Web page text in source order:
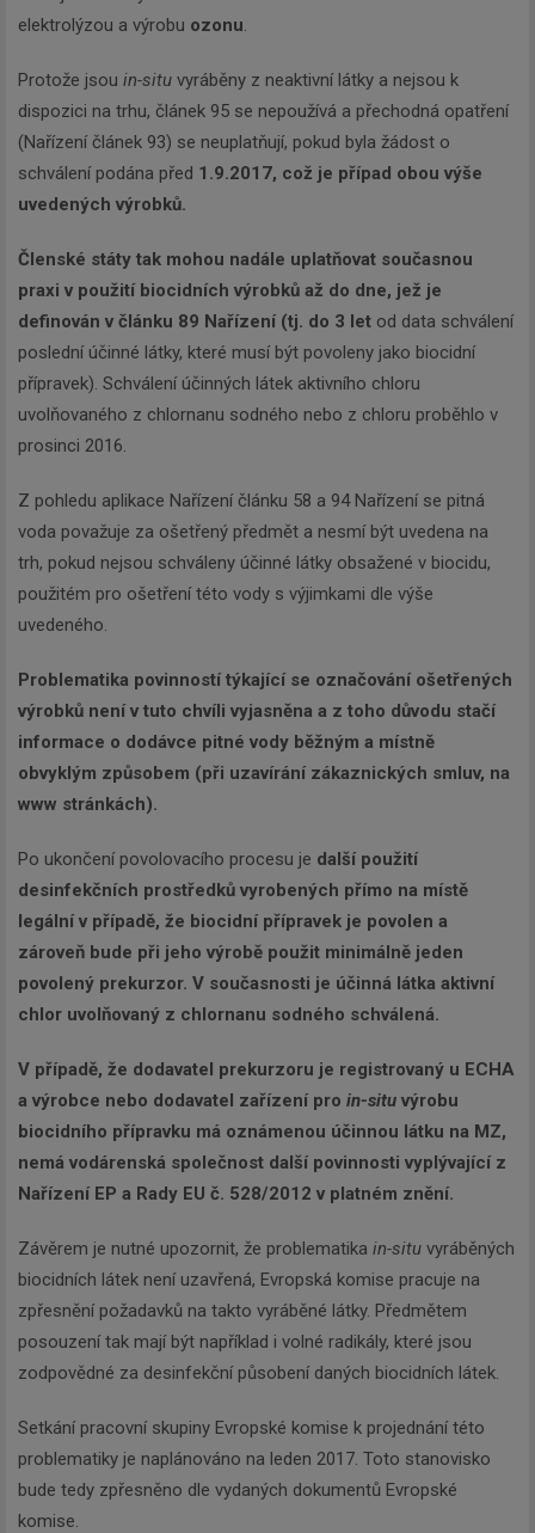
elektrolýzou a výrobu ozonu.
Protože jsou in-situ vyráběny z neaktivní látky a nejsou k
dispozici na trhu, článek 95 se nepoužívá a přechodná opatření
(Nařízení článek 93) se neuplatňují, pokud byla žádost o
schválení podána před 1.9.2017, což je případ obou výše
uvedených výrobků.
Členské státy tak mohou nadále uplatňovat současnou
praxi v použití biocidních výrobků až do dne, jež je
definován v článku 89 Nařízení (tj. do 3 let od data schválení
poslední účinné látky, které musí být povoleny jako biocidní
přípravek). Schválení účinných látek aktivního chloru
uvolňovaného z chlornanu sodného nebo z chloru proběhlo v
prosinci 2016.
Z pohledu aplikace Nařízení článku 58 a 94 Nařízení se pitná
voda považuje za ošetřený předmět a nesmí být uvedena na
trh, pokud nejsou schváleny účinné látky obsažené v biocidu,
použitém pro ošetření této vody s výjimkami dle výše
uvedeného.
Problematika povinností týkající se označování ošetřených
výrobků není v tuto chvíli vyjasněna a z toho důvodu stačí
informace o dodávce pitné vody běžným a místně
obvyklým způsobem (při uzavírání zákaznických smluv, na
www stránkách).
Po ukončení povolovacího procesu je další použití
desinfekčních prostředků vyrobených přímo na místě
legální v případě, že biocidní přípravek je povolen a
zároveň bude při jeho výrobě použit minimálně jeden
povolený prekurzor. V současnosti je účinná látka aktivní
chlor uvolňovaný z chlornanu sodného schválená.
V případě, že dodavatel prekurzoru je registrovaný u ECHA
a výrobce nebo dodavatel zařízení pro in-situ výrobu
biocidního přípravku má oznámenou účinnou látku na MZ,
nemá vodárenská společnost další povinnosti vyplývající z
Nařízení EP a Rady EU č. 528/2012 v platném znění.
Závěrem je nutné upozornit, že problematika in-situ vyráběných
biocidních látek není uzavřená, Evropská komise pracuje na
zpřesnění požadavků na takto vyráběné látky. Předmětem
posouzení tak mají být například i volné radikály, které jsou
zodpovědné za desinfekční působení daných biocidních látek.
Setkání pracovní skupiny Evropské komise k projednání této
problematiky je naplánováno na leden 2017. Toto stanovisko
bude tedy zpřesněno dle vydaných dokumentů Evropské
komise.